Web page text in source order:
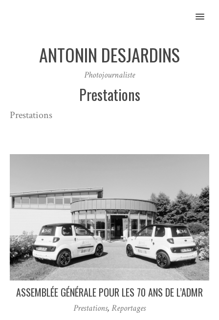
MENU
ANTONIN DESJARDINS
Photojournaliste
Prestations
Prestations
ASSEMBLÉE GÉNÉRALE POUR LES 70 ANS DE L’ADMR
Prestations, Reportages